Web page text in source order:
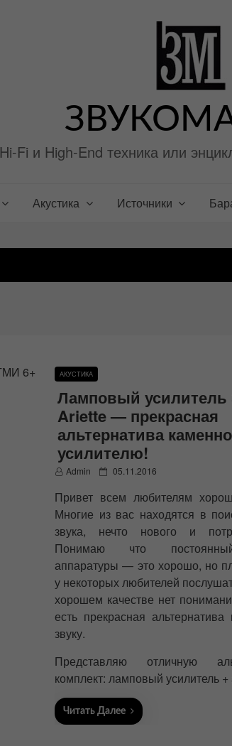
Hi-Fi и High-End техника или
Акустика Источники
АКУСТИКА
Ламповый
Ariette — прекрасная
альтернатива
усилителю!
Admin
P
s
e
d
05.11.2016
Привет всем любителям
Многие из вас находятся в
звука, нечто нового и
Понимаю что
аппаратуры — это хорошо, но
у некоторых любителей
хорошем качестве нет
есть прекрасная
звуку.
Представляю отличную
комплект: ламповый усилитель +
Читать Далее